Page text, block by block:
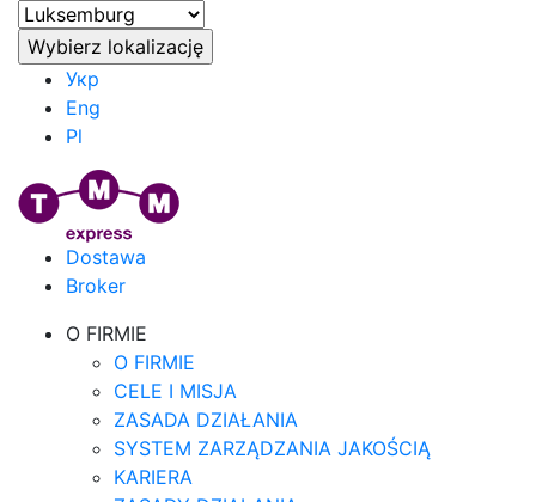
Укр
Eng
Pl
Dostawa
Broker
O FIRMIE
O FIRMIE
CELE I MISJA
ZASADA DZIAŁANIA
SYSTEM ZARZĄDZANIA JAKOŚCIĄ
KARIERA